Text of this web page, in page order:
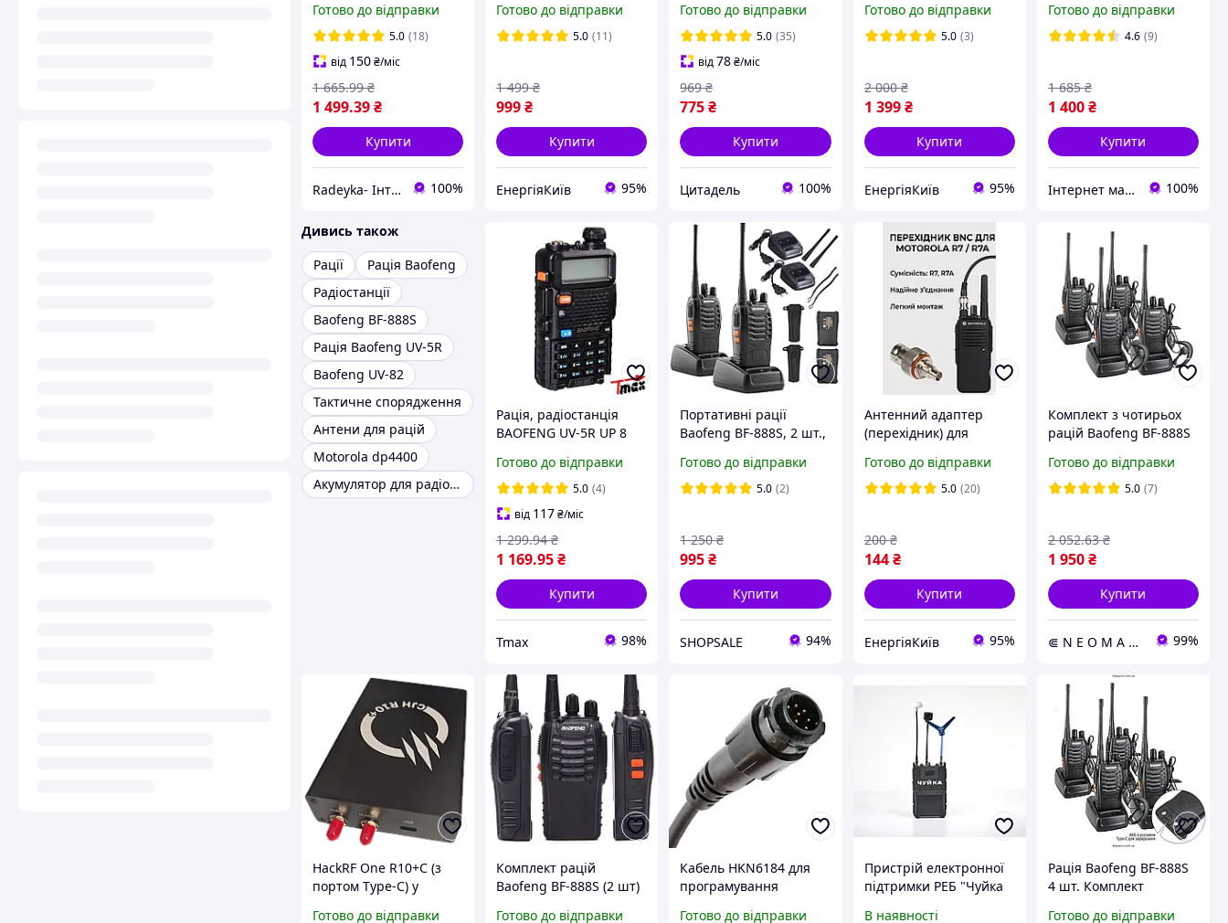
Type-C зарядка
Готово до відправки
5.0 (18)
від 150₴/міс
1 499.39₴
1 665.99 ₴
Купити
Radeyka- Інтернет магазин рацій та аксесуарів 100%
DP4600, DP4400Е,
DP4401
Готово до відправки
5.0 (11)
999₴
1 499 ₴
Купити
ЕнергіяКиїв 95%
Вт, 1800 mAh +
Гарнітура у подарунок
Готово до відправки
5.0 (35)
від78₴/міс
775₴
969 ₴
Купити
Цитадель 100%
на Радіостанцію
Моторолу Р7 Р7А
Готово до відправки
5.0 (3)
1 399 ₴
2 000 ₴
Купити
ЕнергіяКиїв 95%
Готово до відправки
4.6 (9)
1 400₴
1 685 ₴
Купити
Інтернет магазин Goverla Store 100%
Дивись також
Рації
Рація Baofeng
Радіостанції
Baofeng BF-888S
Рація Baofeng UV-5R
Baofeng UV-82
Тактичне спорядження
Антени для рацій
Motorola dp4400
Акумулятор для радіостанцій Motorola
Рація, радіостанція
BAOFENG UV-5R UP 8
Готово до відправки
5.0 (4)
від 117₴/міс
1 169.95₴
1 299.94 ₴
Купити
Tmax 98%
Портативні рації
Baofeng BF-888S, 2 шт.,
до 5 км, комплект
Готово до відправки
5.0 (2)
995₴
1 250 ₴
Купити
SHOPSALE 94%
Антенний адаптер
(перехідник) для
BNC-роз'єм
Готово до відправки
5.0 (20)
144 ₴
200 ₴
Купити
ЕнергіяКиїв 95%
Комплект з чотирьох
рацій Baofeng BF-888S
Готово до відправки
5.0 (7)
1 950₴
2 052.63 ₴
Купити
⋐ N E O M A G ⋑ 99%
HackRF One R10+C (з
портом Type-C) у
Готово до відправки
Комплект рацій
Baofeng BF-888S (2 шт)
Готово до відправки
Кабель HKN6184 для
програмування
Готово до відправки
Пристрій електронної
підтримки РЕБ "Чуйка
В наявності
Рація Baofeng BF-888S
4 шт. Комплект
Готово до відправки